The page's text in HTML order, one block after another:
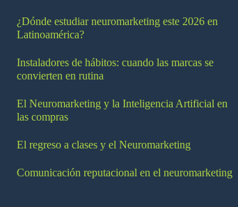
¿Dónde estudiar neuromarketing este 2026 en
Latinoamérica?
Instaladores de hábitos: cuando las marcas se
convierten en rutina
El Neuromarketing y la Inteligencia Artificial en
las compras
El regreso a clases y el Neuromarketing
Comunicación reputacional en el neuromarketing